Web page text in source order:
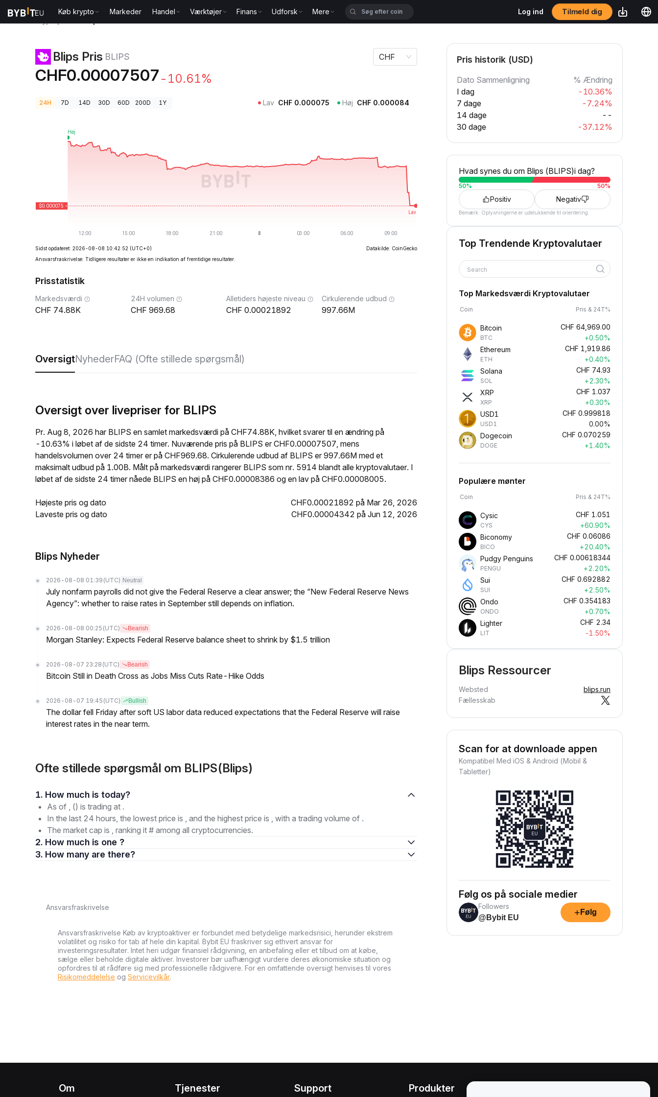
Køb krypto Markeder Handel Værktøjer Finans Udforsk Mere Log ind
Tilmeld dig
Blips Pris BLIPS
CHF0.00007507 -10.61%
CHF
24H 7D 14D 30D 60D 200D 1Y Lav CHF 0.000075 Høj CHF 0.000084
Sidst opdateret: 2026-08-08 10:42:52 (UTC+0)
Datakilde: CoinGecko
Ansvarsfraskrivelse: Tidligere resultater er ikke en indikation af fremtidige resultater.
Prisstatistik
Markedsværdi
74.88K
24H volumen
969.68
Alletiders højeste niveau
0.00021892
Cirkulerende udbud
997.66M
OversigtNyhederFAQ (Ofte stillede spørgsmål)
Oversigt over livepriser for BLIPS
Pr. Aug 8, 2026 har BLIPS en samlet markedsværdi på CHF74.88K, hvilket svarer til en ændring på
-10.63% i løbet af de sidste 24 timer. Nuværende pris på BLIPS er CHF0.00007507, mens
handelsvolumen over 24 timer er på CHF969.68. Cirkulerende udbud af BLIPS er 997.66M med et
maksimalt udbud på 1.00B. Målt på markedsværdi rangerer BLIPS som nr. 5914 blandt alle kryptovalutaer. I
løbet af de sidste 24 timer nåede BLIPS en høj på CHF0.00008386 og en lav på CHF0.00008005.
Højeste pris og dato
CHF0.00021892 på Mar 26, 2026
Laveste pris og dato
CHF0.00004342 på Jun 12, 2026
Blips Nyheder
2026-08-08 01:39 (UTC) Neutral
July nonfarm payrolls did not give the Federal Reserve a clear answer; the “New Federal Reserve News
Agency”: whether to raise rates in September still depends on inflation.
2026-08-08 00:25 (UTC) Bearish
Morgan Stanley: Expects Federal Reserve balance sheet to shrink by $1.5 trillion
2026-08-07 23:28 (UTC) Bearish
Bitcoin Still in Death Cross as Jobs Miss Cuts Rate-Hike Odds
2026-08-07 19:45 (UTC) Bullish
The dollar fell Friday after soft US labor data reduced expectations that the Federal Reserve will raise
interest rates in the near term.
Ofte stillede spørgsmål om BLIPS(Blips)
1. How much is today?
As of , () is trading at .
In the last 24 hours, the lowest price is , and the highest price is , with a trading volume of .
The market cap is , ranking it # among all cryptocurrencies.
2. How much is one ?
3. How many are there?
Ansvarsfraskrivelse
Ansvarsfraskrivelse Køb av kryptoaktiver er forbundet med betydelige markedsrisici, herunder ekstrem
volatilitet og risiko for tab af hele din kapital. Bybit EU fraskriver sig ethvert ansvar for
investeringsresultater. Intet heri udgør finansiel rådgivning, en anbefaling eller et tilbud om at købe,
sælge eller beholde digitale aktiver. Investorer bør uafhængigt vurdere deres økonomiske situation og
opfordres til at rådføre sig med professionelle rådgivere. For en omfattende oversigt henvises til vores
Risikomeddelelse og Servicevilkår.
Pris historik (USD)
Dato Sammenligning
% Ændring
I dag
-10.36%
7 dage
-7.24%
14 dage
--
30 dage
-37.12%
Hvad synes du om Blips (BLIPS)i dag?
50% 50%
Positiv Negativ
Bemærk: Oplysningerne er udelukkende til orientering.
Top Trendende Kryptovalutaer
Search
Top Markedsværdi Kryptovalutaer
Coin Pris & 24T%
Bitcoin
BTC
CHF 64,969.00
+0.50%
Ethereum
ETH
CHF 1,919.86
+0.40%
Solana
SOL
CHF 74.93
+2.30%
XRP
XRP
CHF 1.037
+0.30%
USD1
USD1
CHF 0.999818
0.00%
Dogecoin
DOGE
CHF 0.070259
+1.40%
Populære mønter
Coin Pris & 24T%
Cysic
CYS
CHF 1.051
+60.90%
Biconomy
BICO
CHF 0.06086
+20.40%
Pudgy Penguins
PENGU
CHF 0.00618344
+2.20%
Sui
SUI
CHF 0.692882
+2.50%
Ondo
ONDO
CHF 0.354183
+0.70%
Lighter
LIT
CHF 2.34
-1.50%
Blips Ressourcer
Websted
blips.run
Fællesskab
Scan for at downloade appen
Kompatibel Med iOS & Android (Mobil &
Tabletter)
Følg os på sociale medier
Followers
@Bybit EU
+ Følg
Om Tjenester Support Produkter